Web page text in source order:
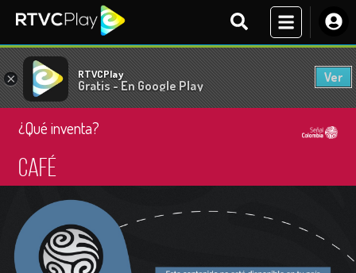
× RTVCPlay
Gratis - En Google Play
Ver
¿Qué inventa?
Café